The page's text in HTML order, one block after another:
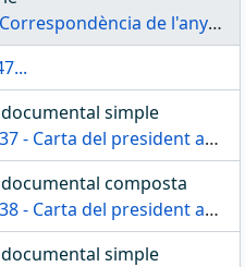
de l'any 1954
simple
Carta del president a la Secció d'Art
composta
del president a Josep Capdevila Casas
simple